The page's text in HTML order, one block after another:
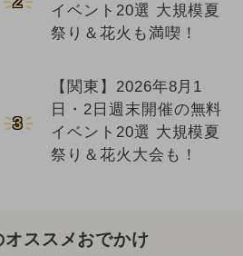
イベント20選 大規模夏
祭り＆花火も満喫！
3
【関東】2026年8月1
日・2日週末開催の無料
イベント20選 大規模夏
祭り＆花火大会も！
ススメおでかけ